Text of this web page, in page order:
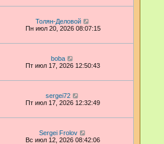
Толян-Деловой
Пн июл 20, 2026 08:07:15
boba
Пт июл 17, 2026 12:50:43
sergei72
Пт июл 17, 2026 12:32:49
Sergei Frolov
Вс июл 12, 2026 08:42:06